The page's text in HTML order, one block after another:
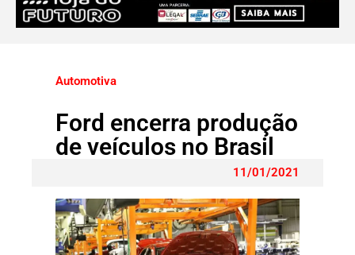
Automotiva
Ford encerra produção
de veículos no Brasil
11/01/2021